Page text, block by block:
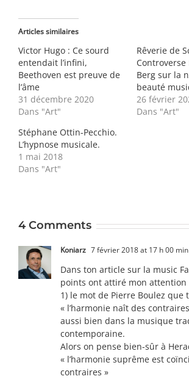
Articles similaires
Victor Hugo : Ce sourd
entendait l’infini,
Beethoven est preuve de
l’âme
31 décembre 2020
Dans "Art"
Rêverie de
Controverse
Berg sur la
beauté
26 février
Dans "Art"
Stéphane Ottin-Pecchio.
L’hypnose musicale.
1 mai 2018
Dans "Art"
4 Comments
Koniarz 7 février 2018 at 17 h 00 min
Dans ton article sur la music
points ont attiré mon attention
1) le mot de Pierre Boulez que
« l’harmonie naît des
aussi bien dans la musique
contemporaine.
Alors on pense bien-sûr à
« l’harmonie suprême est
contraires »